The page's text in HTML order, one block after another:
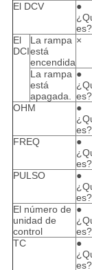
El DCV
●
es?
El
DCI
La rampa
está
encendida
×
La rampa
está
apagada.
●
es?
OHM
●
es?
FREQ
●
es?
PULSO
●
es?
El número de
unidad de
control
●
es?
TC
●
es?